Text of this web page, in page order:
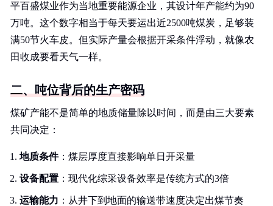
平百盛煤业作为当地重要能源企业，其设计年产能约为90
万吨。这个数字相当于每天要运出近2500吨煤炭，足够装
满50节火车皮。但实际产量会根据开采条件浮动，就像农
田收成要看天气一样。
二、吨位背后的生产密码
煤矿产能不是简单的地质储量除以时间，而是由三大要素
共同决定：
地质条件：煤层厚度直接影响单日开采量
设备配置 ：现代化综采设备效率是传统方式的3倍
运输能力 ：从井下到地面的输送带速度决定出煤节奏